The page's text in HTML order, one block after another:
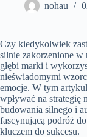
nohau
Czy kiedykolwiek
silnie zakorzenione
głębi marki i
nieświadomymi
emocje. W tym
wpływać na
budowania silnego i
fascynującą podróż
kluczem do sukcesu.